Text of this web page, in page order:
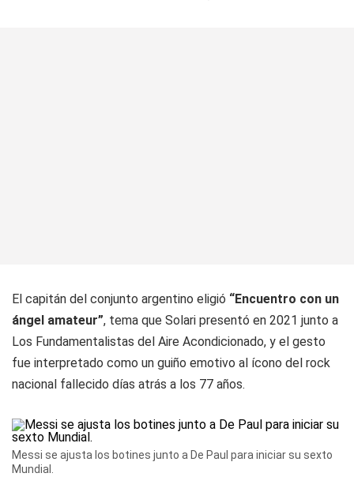
El capitán del conjunto argentino eligió “Encuentro con un
ángel amateur”, tema que Solari presentó en 2021 junto a
Los Fundamentalistas del Aire Acondicionado, y el gesto
fue interpretado como un guiño emotivo al ícono del rock
nacional fallecido días atrás a los 77 años.
Messi se ajusta los botines junto a De Paul para iniciar su sexto
Mundial.